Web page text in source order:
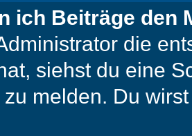
ich Beiträge den
die
siehst du eine
melden. Du